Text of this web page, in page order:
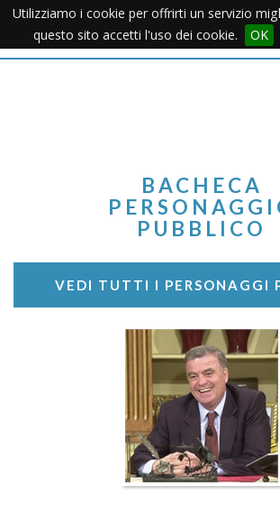
Utilizziamo i cookie per offrirti un servizio
questo sito accetti l'uso dei cookie.
OK
BACHECA
PUBBLICO
VEDI TUTTI I PERSONAGGI